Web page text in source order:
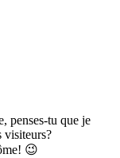
penses-tu que je
visiteurs?
😉